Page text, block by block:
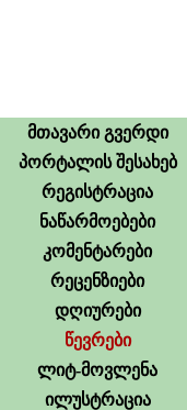
მთავარი გვერდი
პორტალის შესახებ
რეგისტრაცია
ნაწარმოებები
კომენტარები
რეცენზიები
დღიურები
წევრები
ლიტ-მოვლენა
ილუსტრაცია